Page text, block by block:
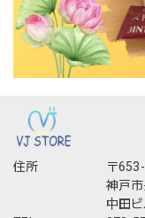
住所
〒
神戸
中田